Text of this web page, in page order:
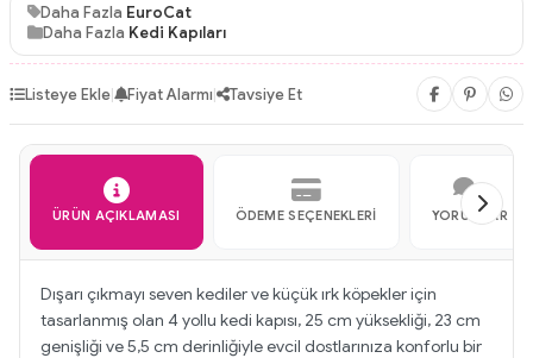
Daha Fazla EuroCat
Daha Fazla Kedi Kapıları
Listeye Ekle| Fiyat Alarmı| Tavsiye Et
ÜRÜN AÇIKLAMASI ÖDEME SEÇENEKLERI YORUMLAR
Dışarı çıkmayı seven kediler ve küçük ırk köpekler için
tasarlanmış olan 4 yollu kedi kapısı, 25 cm yüksekliği, 23 cm
genişliği ve 5,5 cm derinliğiyle evcil dostlarınıza konforlu bir